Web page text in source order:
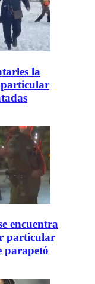
la
encuentra
particular
parapetó